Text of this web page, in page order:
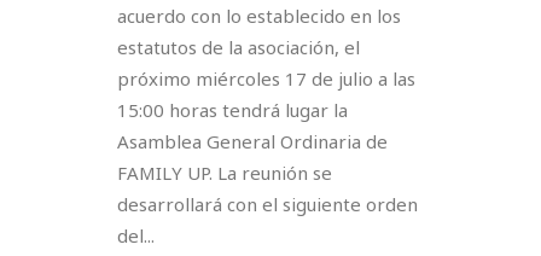
acuerdo con lo establecido en los
estatutos de la asociación, el
próximo miércoles 17 de julio a las
15:00 horas tendrá lugar la
Asamblea General Ordinaria de
FAMILY UP. La reunión se
desarrollará con el siguiente orden
del...